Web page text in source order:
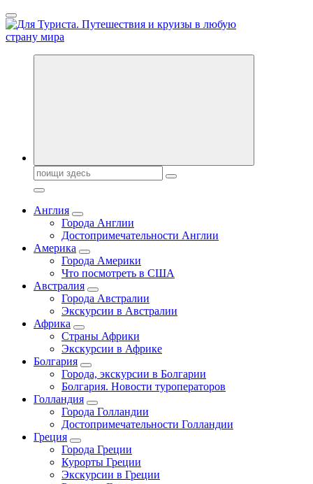
Перейти
к
содержанию
Новости туризма, куда поехать на отдых, где провести отпуск.
Поиск:
Англия
Города Англии
Достопримечательности Англии
Америка
Города Америки
Что посмотреть в США
Австралия
Города Австралии
Экскурсии в Австралии
Африка
Страны Африки
Экскурсии в Африке
Болгария
Города, экскурсии в Болгарии
Болгария. Новости туроператоров
Голландия
Города Голландии
Достопримечательности Голландии
Греция
Города Греции
Курорты Греции
Экскурсии в Греции